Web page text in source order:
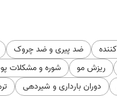
ضد پیری و ضد چروک
ریزش مو شوره و مشکلات
دوران بارداری و شیردهی